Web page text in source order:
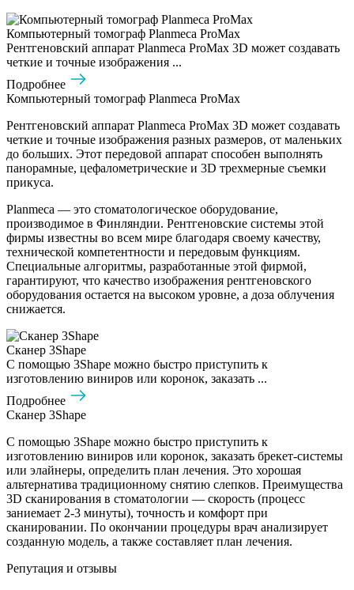
Компьютерный томограф Planmeca ProMax
Рентгеновский аппарат Planmeca ProMax 3D может создавать
четкие и точные изображения ...
Подробнее
Компьютерный томограф Planmeca ProMax
Рентгеновский аппарат Planmeca ProMax 3D может создавать
четкие и точные изображения разных размеров, от маленьких
до больших. Этот передовой аппарат способен выполнять
панорамные, цефалометрические и 3D трехмерные съемки
прикуса.
Planmeca — это стоматологическое оборудование,
производимое в Финляндии. Рентгеновские системы этой
фирмы известны во всем мире благодаря своему качеству,
технической компетентности и передовым функциям.
Специальные алгоритмы, разработанные этой фирмой,
гарантируют, что качество изображения рентгеновского
оборудования остается на высоком уровне, а доза облучения
снижается.
Сканер 3Shape
С помощью 3Shape можно быстро приступить к
изготовлению виниров или коронок, заказать ...
Подробнее
Сканер 3Shape
С помощью 3Shape можно быстро приступить к
изготовлению виниров или коронок, заказать брекет-системы
или элайнеры, определить план лечения. Это хорошая
альтернатива традиционному снятию слепков. Преимущества
3D сканирования в стоматологии — скорость (процесс
заниемает 2-3 минуты), точность и комфорт при
сканировании. По окончании процедуры врач анализирует
созданную модель, а также составляет план лечения.
Репутация и отзывы